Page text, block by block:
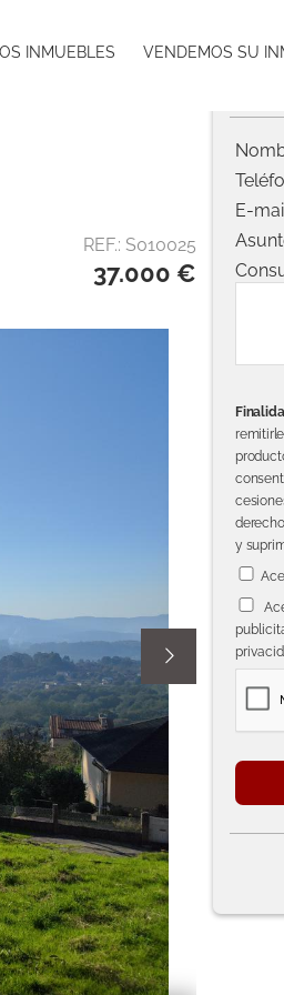
INMUEBLES VENDEMOS SU
E-
y
REF.: S010025
37.000 €
